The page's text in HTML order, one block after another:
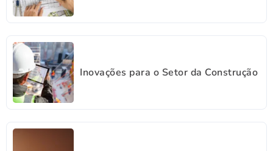
Inovações para o Setor da Construção